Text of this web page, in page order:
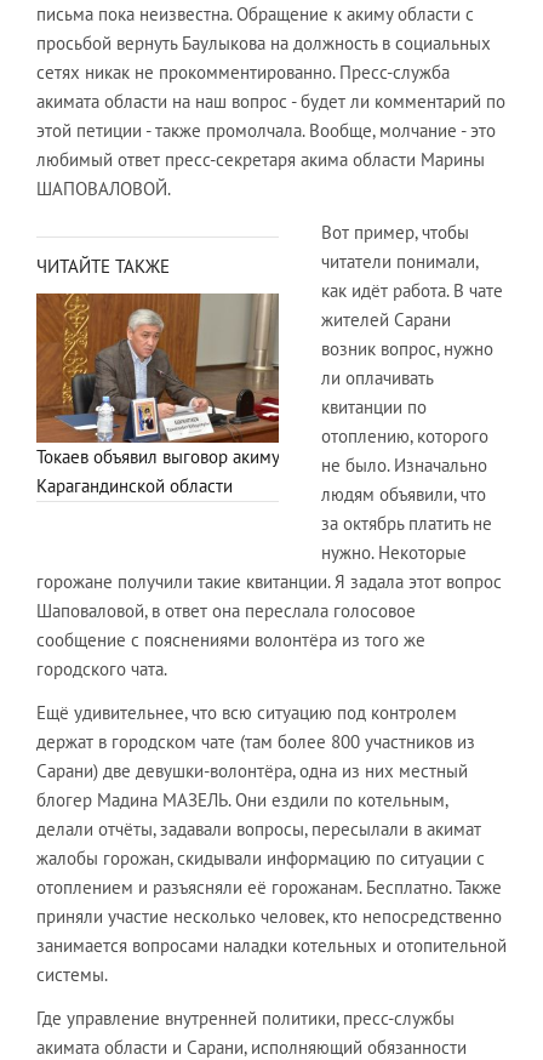
письма пока неизвестна. Обращение к акиму области с
просьбой вернуть Баулыкова на должность в социальных
сетях никак не прокомментированно. Пресс-служба
акимата области на наш вопрос - будет ли комментарий по
этой петиции - также промолчала. Вообще, молчание - это
любимый ответ пресс-секретаря акима области Марины
ШАПОВАЛОВОЙ.
ЧИТАЙТЕ ТАКЖЕ
Токаев объявил выговор акиму
Карагандинской области
Вот пример, чтобы
читатели понимали,
как идёт работа. В чате
жителей Сарани
возник вопрос, нужно
ли оплачивать
квитанции по
отоплению, которого
не было. Изначально
людям объявили, что
за октябрь платить не
нужно. Некоторые
горожане получили такие квитанции. Я задала этот вопрос
Шаповаловой, в ответ она переслала голосовое
сообщение с пояснениями волонтёра из того же
городского чата.
Ещё удивительнее, что всю ситуацию под контролем
держат в городском чате (там более 800 участников из
Сарани) две девушки-волонтёра, одна из них местный
блогер Мадина МАЗЕЛЬ. Они ездили по котельным,
делали отчёты, задавали вопросы, пересылали в акимат
жалобы горожан, скидывали информацию по ситуации с
отоплением и разъясняли её горожанам. Бесплатно. Также
приняли участие несколько человек, кто непосредственно
занимается вопросами наладки котельных и отопительной
системы.
Где управление внутренней политики, пресс-службы
акимата области и Сарани, исполняющий обязанности